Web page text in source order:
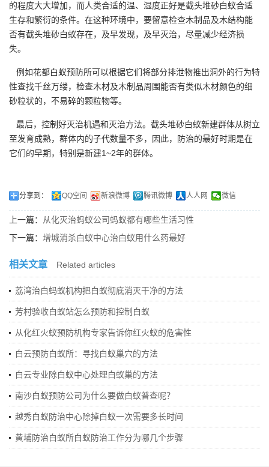
的程度大大增加，而人类合适的温、湿度正好是截头堆砂白蚁合适
生存和繁衍的条件。在这种环境中，要留意检查木制品及木结构能
否有截头堆砂白蚁存在，及早发现，及早灭治，尽量减少经济损
失。
例如花都白蚁预防所可以根据它们将部分排泄物推出洞外的行为特
性查找千丝万缕，检查木材及木制品周围能否有类似木材颜色的细
砂粒状的，不易碎的颗粒物等。
最后，控制好灭治机遇和灭治方法。截头堆砂白蚁新建群体从树立
至发育成熟，群体内的子代数量不多，因此，防治的最好时期是在
它们的早期，特别是新建1~2年的群体。
分享到： QQ空间 新浪微博 腾讯微博 人人网 微信
上一篇：
从化灭治蚂蚁公司蚂蚁都有哪些生活习性
下一篇： 增城消杀白蚁中心治白蚁用什么药最好
相关文章 Related articles
荔湾治白蚂蚁机构把白蚁彻底消灭干净的方法
芳村验收白蚁站怎么预防和控制白蚁
从化红火蚁预防机构专家告诉你红火蚁的危害性
白云预防白蚁所：寻找白蚁巢穴的方法
白云专业除白蚁中心处理白蚁巢的方法
南沙白蚁预防公司为什么要做白蚁普查呢？
越秀白蚁防治中心除掉白蚁一次需要多长时间
黄埔防治白蚁所白蚁防治工作分为哪几个步骤